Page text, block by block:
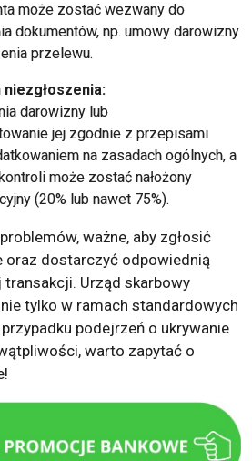
może zostać wezwany do
dokumentów, np. umowy darowizny
przelewu.
darowizny lub
jej zgodnie z przepisami
na zasadach ogólnych, a
może zostać nałożony
(20% lub nawet 75%).
ważne, aby zgłosić
oraz dostarczyć odpowiednią
Urząd skarbowy
tylko w ramach standardowych
podejrzeń o ukrywanie
warto zapytać o